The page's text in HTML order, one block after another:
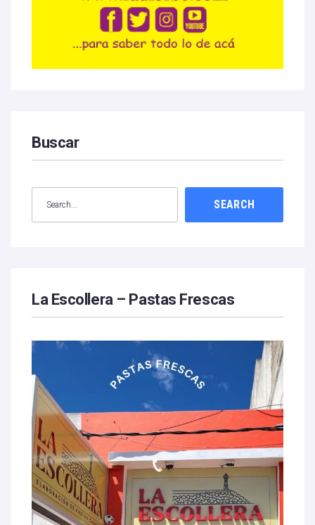
Buscar
SEARCH
La Escollera – Pastas Frescas